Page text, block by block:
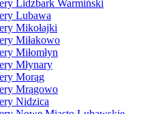
Lidzbark Warmiński
Lubawa
Mikołajki
Miłakowo
Miłomłyn
Młynary
Morąg
Mrągowo
Nidzica